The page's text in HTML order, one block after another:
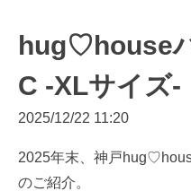
hug♡house
C -XLサイズ-
2025/12/22 11:20
2025年末、神戸
のご紹介。